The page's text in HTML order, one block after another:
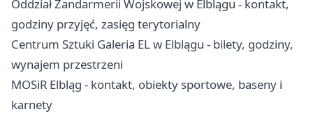
Oddział Żandarmerii Wojskowej w Elblągu - kontakt,
godziny przyjęć, zasięg terytorialny
Centrum Sztuki Galeria EL w Elblągu - bilety, godziny,
wynajem przestrzeni
MOSiR Elbląg - kontakt, obiekty sportowe, baseny i
karnety